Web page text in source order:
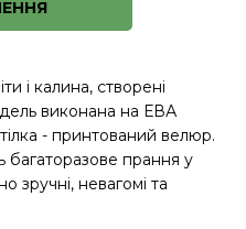
і калина, створені
виконана на ЕВА
- принтований велюр.
прання у
зручні, невагомі та